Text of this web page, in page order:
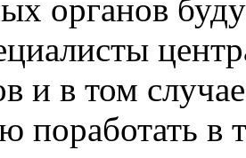
органов
и в том
поработать в